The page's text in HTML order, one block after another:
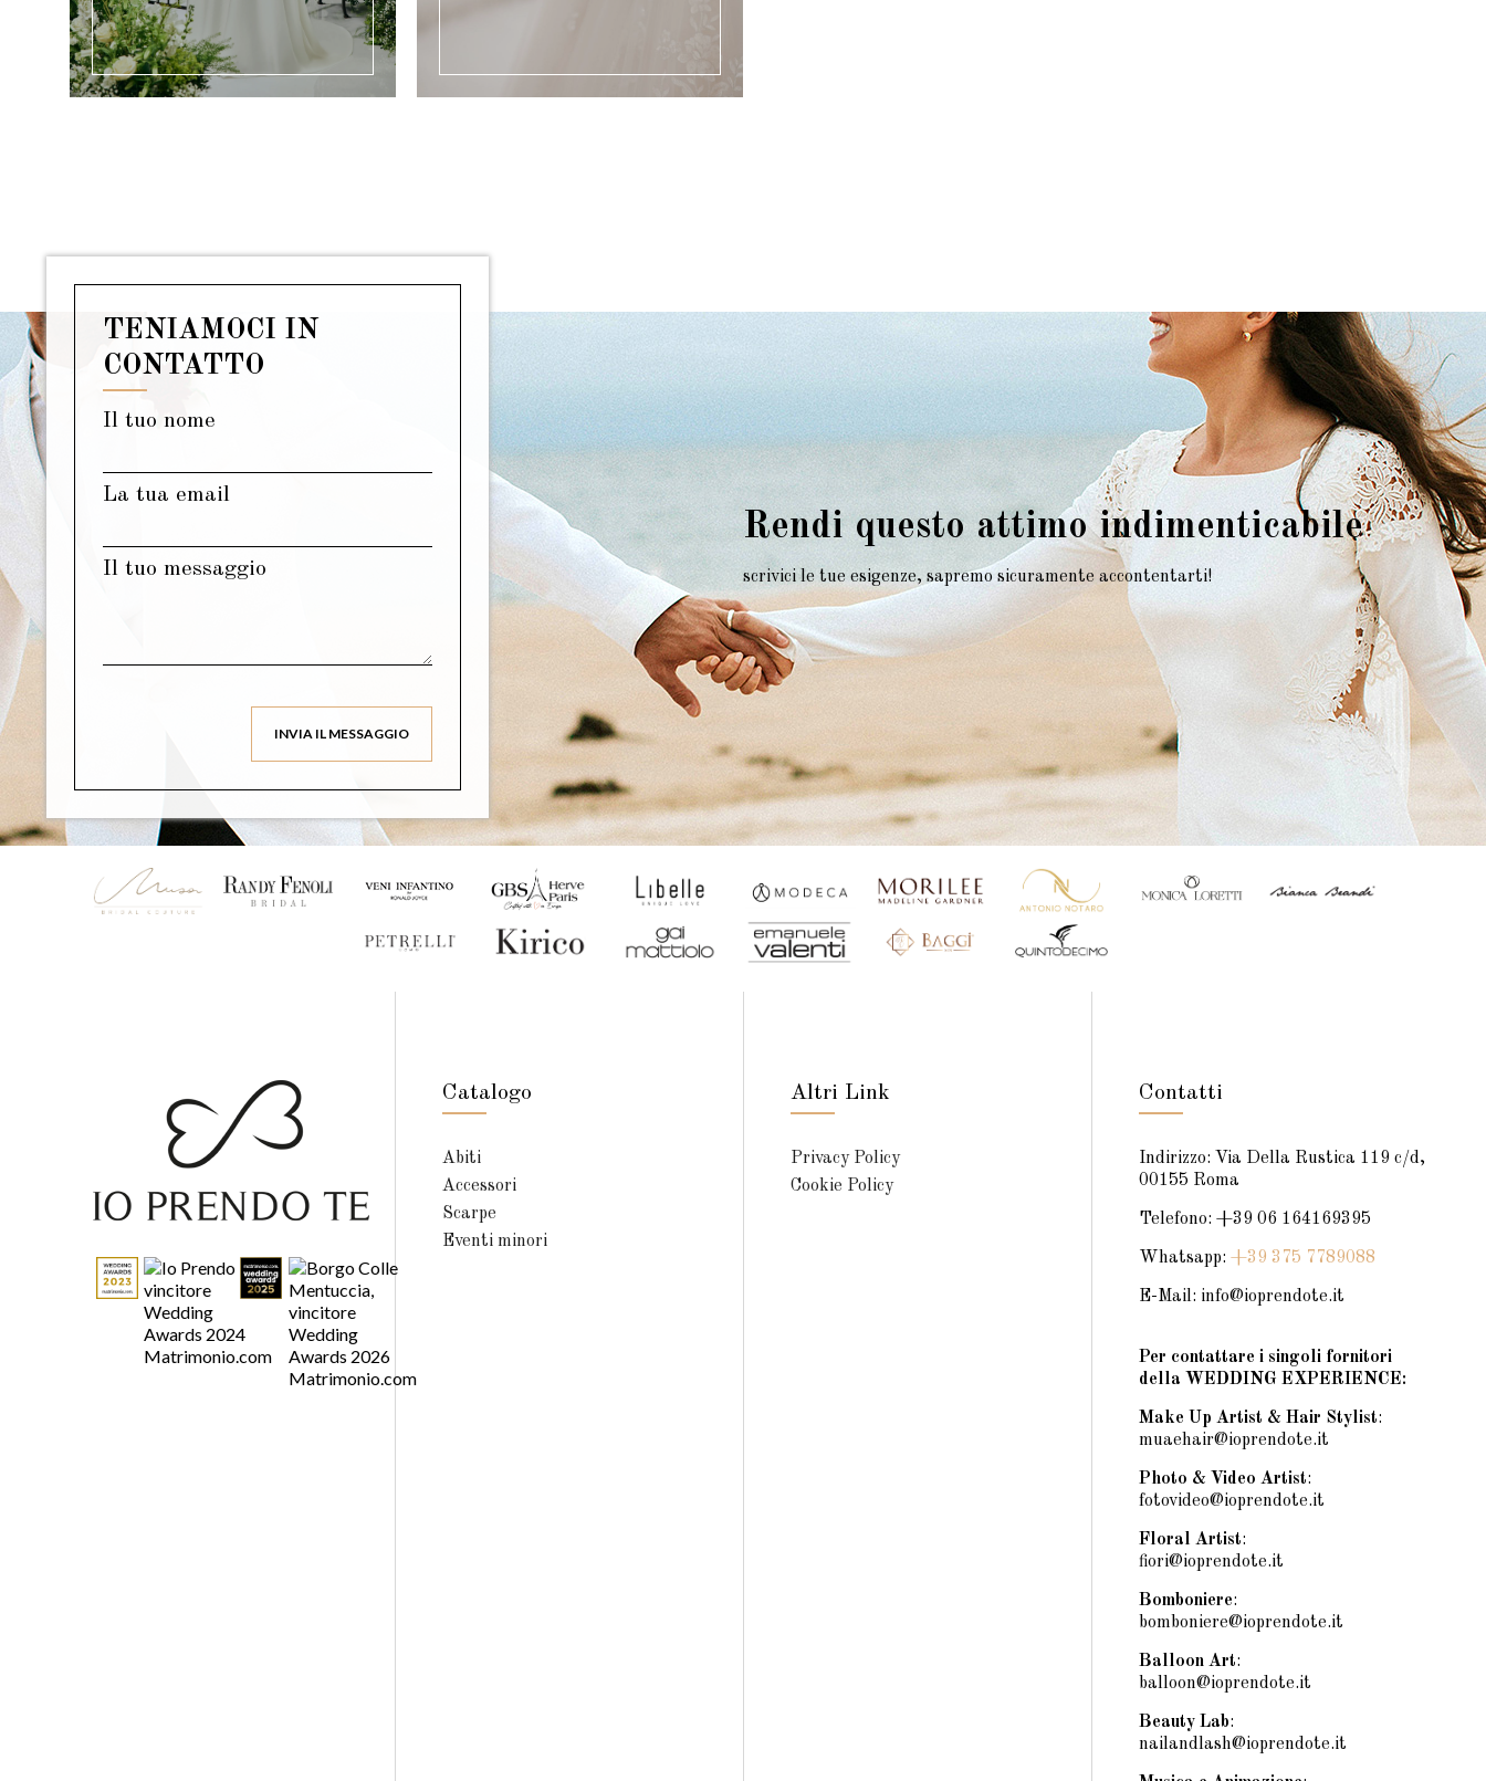
TENIAMOCI IN
CONTATTO
Il tuo nome
La tua email
Il tuo messaggio
Rendi questo attimo indimenticabile
scrivici le tue esigenze, sapremo sicuramente accontentarti!
Catalogo
Abiti
Accessori
Scarpe
Eventi minori
Altri Link
Privacy Policy
Cookie Policy
Contatti
Indirizzo: Via Della Rustica 119 c/d,
00155 Roma
Telefono: +39 06 164169395
Whatsapp: +39 375 7789088
E-Mail: info@ioprendote.it
Per contattare i singoli fornitori
della WEDDING EXPERIENCE:
Make Up Artist & Hair Stylist:
muaehair@ioprendote.it
Photo & Video Artist:
fotovideo@ioprendote.it
Floral Artist:
fiori@ioprendote.it
Bomboniere:
bomboniere@ioprendote.it
Balloon Art:
balloon@ioprendote.it
Beauty Lab:
nailandlash@ioprendote.it